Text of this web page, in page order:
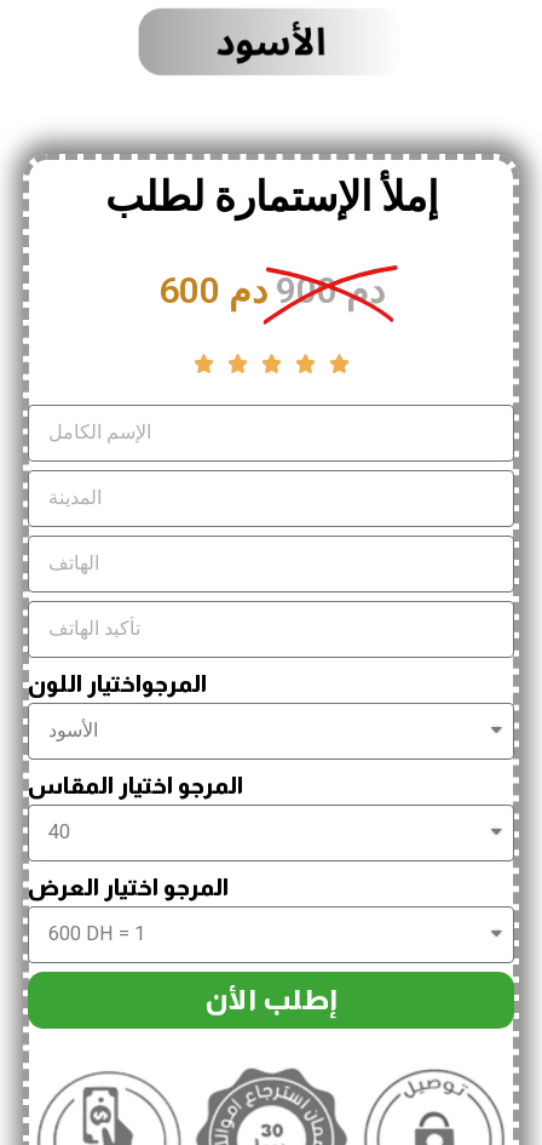
إملأ الإستمارة لطلب
600 دم 900 دم
    
المرجواختيار اللون
المرجو اختيار المقاس
المرجو اختيار العرض
إطلب الأن